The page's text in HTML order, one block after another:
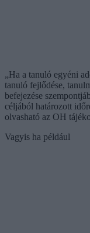
„Ha a tanuló egyéni
tanuló fejlődése,
befejezése
céljából határozott
olvasható az OH
Vagyis ha például